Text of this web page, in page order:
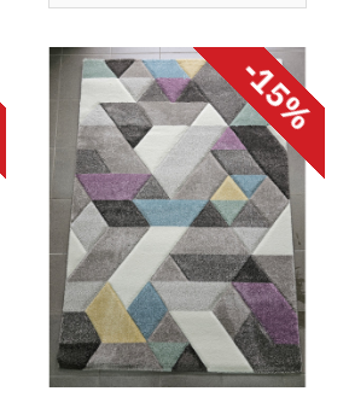
-15%